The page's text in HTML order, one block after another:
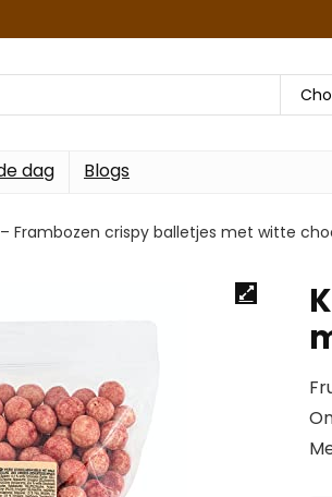
dag Blogs
– Frambozen crispy balletjes met witte